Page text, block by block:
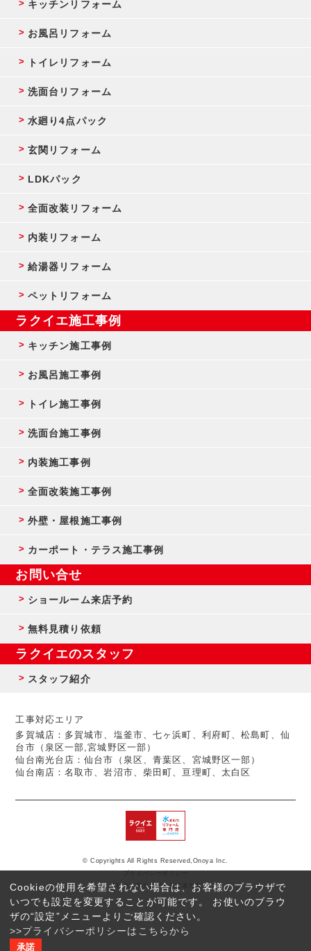
Cookieの使用を希望されない場合は、お客様のブラウザで
いつでも設定を変更することが可能です。 お使いのブラウ
ザの“設定”メニューよりご確認ください。
>>プライバシーポリシーはこちらから
承諾
反社会的勢力に対する基本方針
© Copyrights All Rights Reserved,Onoya Inc.
キッチンリフォーム
お風呂リフォーム
トイレリフォーム
洗面台リフォーム
水廻り4点パック
玄関リフォーム
LDKパック
全面改装リフォーム
内装リフォーム
給湯器リフォーム
ペットリフォーム
ラクイエ施工事例
キッチン施工事例
お風呂施工事例
トイレ施工事例
洗面台施工事例
内装施工事例
全面改装施工事例
外壁・屋根施工事例
カーポート・テラス施工事例
お問い合せ
ショールーム来店予約
無料見積り依頼
ラクイエのスタッフ
スタッフ紹介
工事対応エリア
多賀城店：多賀城市、塩釜市、七ヶ浜町、利府町、松島町、仙
台市（泉区一部,宮城野区一部）
仙台南光台店：仙台市（泉区、青葉区、宮城野区一部）
仙台南店：名取市、岩沼市、柴田町、亘理町、太白区